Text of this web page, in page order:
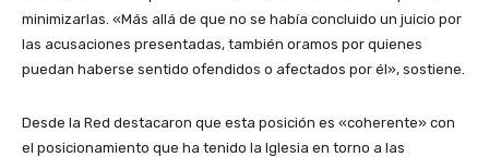
minimizarlas. «Más allá de que no se había concluido un juicio por
las acusaciones presentadas, también oramos por quienes
puedan haberse sentido ofendidos o afectados por él», sostiene.
Desde la Red destacaron que esta posición es «coherente» con
el posicionamiento que ha tenido la Iglesia en torno a las